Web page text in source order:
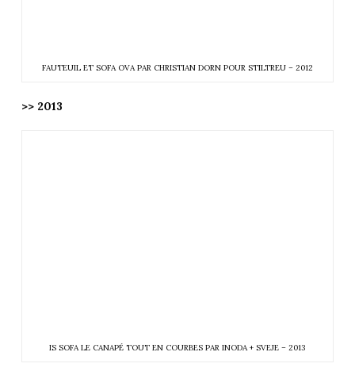
FAUTEUIL ET SOFA OVA PAR CHRISTIAN DORN POUR STILTREU – 2012
>> 2013
IS SOFA LE CANAPÉ TOUT EN COURBES PAR INODA + SVEJE – 2013